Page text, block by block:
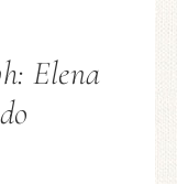
Elena